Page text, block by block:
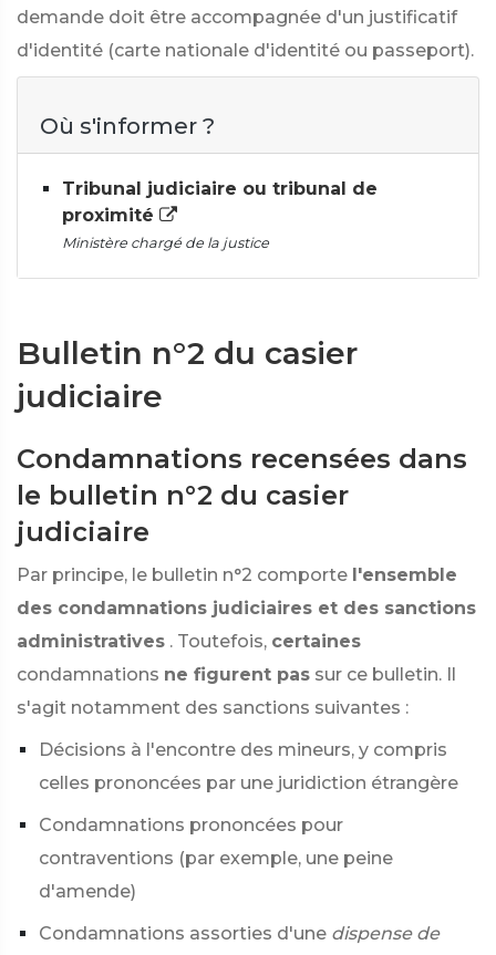
demande doit être accompagnée d'un justificatif
d'identité (carte nationale d'identité ou passeport).
Où s'informer ?
Tribunal judiciaire ou tribunal de
proximité
Ministère chargé de la justice
Bulletin n°2 du casier
judiciaire
Condamnations recensées dans
le bulletin n°2 du casier
judiciaire
Par principe, le bulletin n°2 comporte l'ensemble
des condamnations judiciaires et des sanctions
administratives . Toutefois, certaines
condamnations ne figurent pas sur ce bulletin. Il
s'agit notamment des sanctions suivantes :
Décisions à l'encontre des mineurs, y compris
celles prononcées par une juridiction étrangère
Condamnations prononcées pour
contraventions (par exemple, une peine
d'amende)
Condamnations assorties d'une dispense de